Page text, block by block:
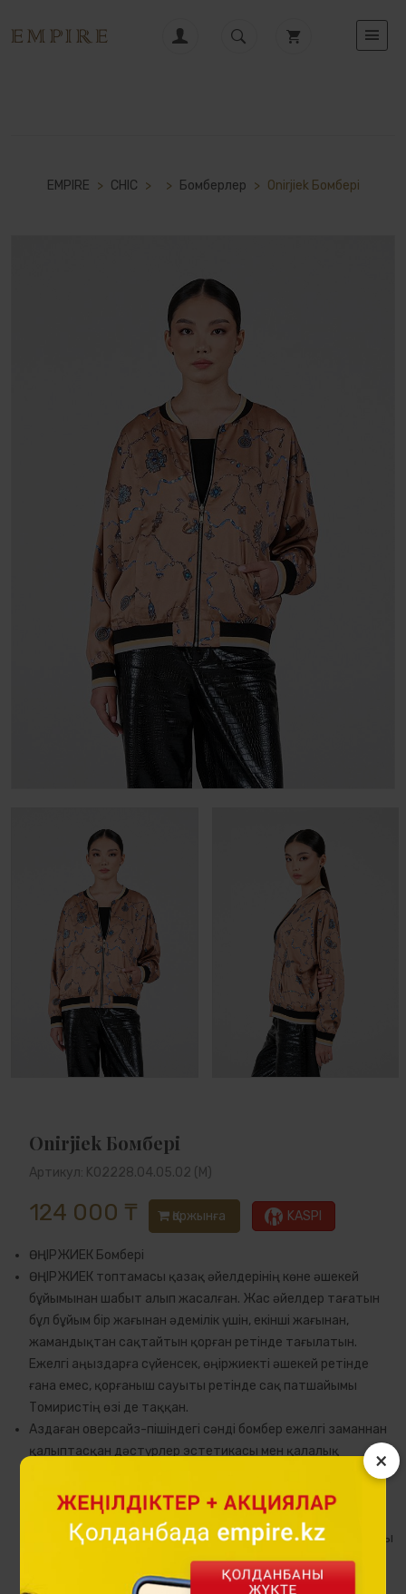
×
EMPIRE > CHIC > > Бомберлер > Оnirjіek Бомбері
Оnirjіek Бомбері
Артикул: K02228.04.05.02 (M)
124 000 ₸ Қоржынға KASPI
ӨҢІРЖИЕК Бомбері
ӨҢІРЖИЕК топтамасы қазақ әйелдерінің көне әшекей
бұйымынан шабыт алып жасалған. Жас әйелдер тағатын
бұл бұйым бір жағынан әдемілік үшін, екінші жағынан,
жамандықтан сақтайтын қорған ретінде тағылатын.
Ежелгі аңыздарға сүйенсек, өңіржиекті әшекей ретінде
ғана емес, қорғаныш сауыты ретінде сақ патшайымы
Томиристің өзі де таққан.
Аздаған оверсайз-пішіндегі сәнді бомбер ежелгі заманнан
қалыптасқан дәстүрлер эстетикасы мен қалалық
бірден екі бейнені ұсынады: бір жағында — премиалды
италиялық вискоза твилі, екінші жағында — италиялық
полиэстер твилі. Екі жағында да орналасқан тік қалталары
функционалдығын арттырып, ауыстырып киюге мүмкіндік
береді. Трикотаждан жасалған жағасы, манжеттері мен